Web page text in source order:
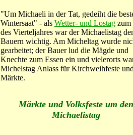
"Um Michaeli in der Tat, gedeiht die
Wintersaat" - als Wetter- und Lostag zum
des Vierteljahres war der Michaelistag
Bauern wichtig. Am Micheltag wurde
gearbeitet; der Bauer lud die Mägde und
Knechte zum Essen ein und vielerorts
Michelstag Anlass für Kirchweihfeste
Märkte.
Märkte und Volksfeste um den
Michaelistag